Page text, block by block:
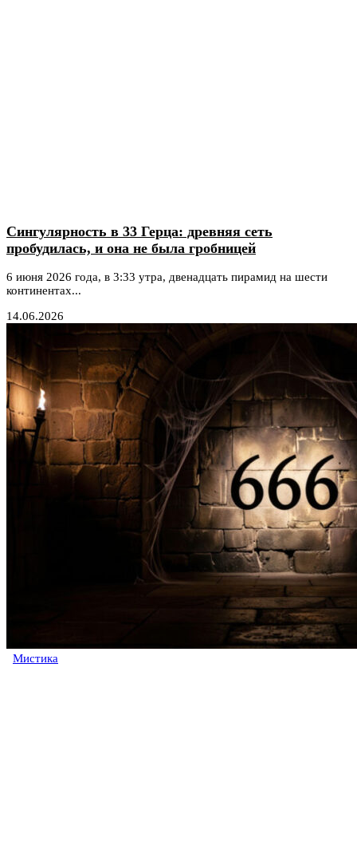
Сингулярность в 33 Герца: древняя сеть
пробудилась, и она не была гробницей
6 июня 2026 года, в 3:33 утра, двенадцать пирамид на шести
континентах...
14.06.2026
Мистика